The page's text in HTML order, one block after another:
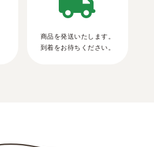
商品を発送いたします。
到着をお待ちください。